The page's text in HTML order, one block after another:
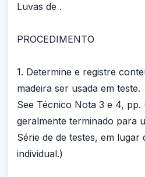
Luvas de .
PROCEDIMENTO
1. Determine e registre
madeira ser usada em teste.
See Técnico Nota 3 e 4, pp.
geralmente terminado para
Série de de testes, em lugar
individual.)